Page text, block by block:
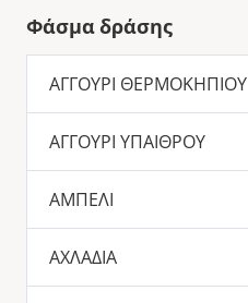
Φάσμα δράσης
ΑΓΓΟΥΡΙ ΘΕΡΜΟΚΗΠΙΟΥ
ΑΓΓΟΥΡΙ ΥΠΑΙΘΡΟΥ
ΑΜΠΕΛΙ
ΑΧΛΑΔΙΑ